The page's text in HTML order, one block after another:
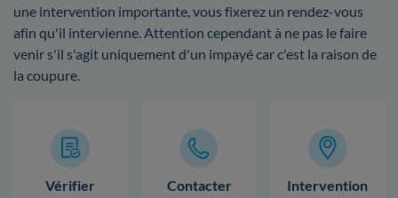
une intervention importante, vous fixerez un rendez-vous
afin qu'il intervienne. Attention cependant à ne pas le faire
venir s'il s'agit uniquement d'un impayé car c'est la raison de
la coupure.
Vérifier Contacter Intervention